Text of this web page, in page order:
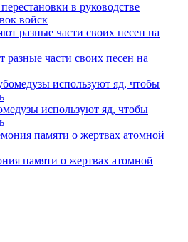
в руководстве
войск
части своих песен на
используют яд, чтобы
памяти о жертвах атомной